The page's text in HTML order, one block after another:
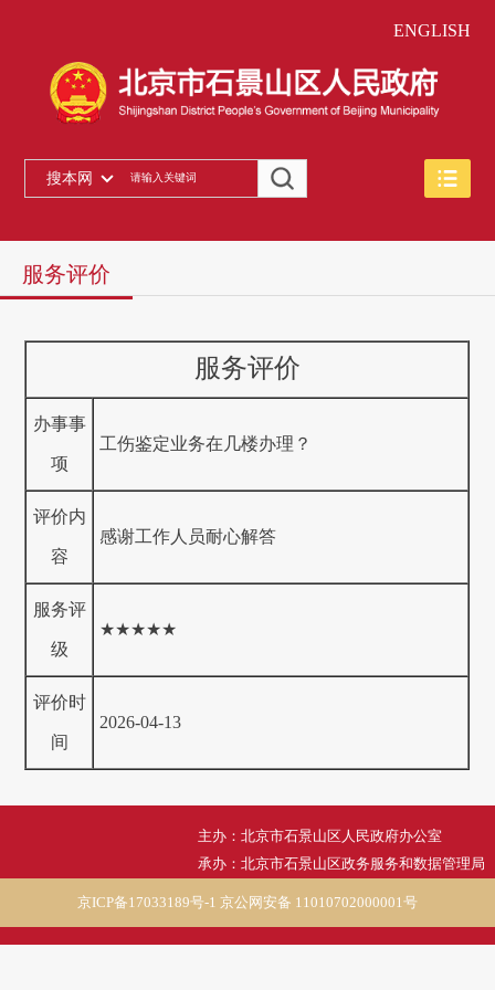
ENGLISH
搜本网
服务评价
服务评价
办事事
项
工伤鉴定业务在几楼办理？
评价内
容
感谢工作人员耐心解答
服务评
级
★★★★★
评价时
间
2026-04-13
主办：北京市石景山区人民政府办公室
承办：北京市石景山区政务服务和数据管理局
京ICP备17033189号-1 京公网安备 11010702000001号